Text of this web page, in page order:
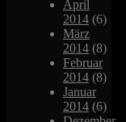
April
2014 (6)
März
2014 (8)
Februar
2014 (8)
Januar
2014 (6)